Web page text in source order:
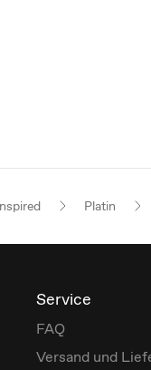
Platin
Service
FAQ
Versand und